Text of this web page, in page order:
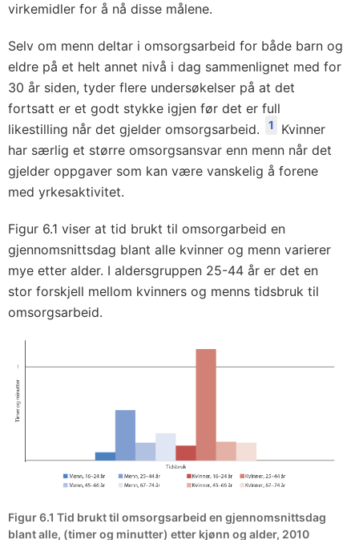
virkemidler for å nå disse målene.
Selv om menn deltar i omsorgsarbeid for både barn og
eldre på et helt annet nivå i dag sammenlignet med for
30 år siden, tyder flere undersøkelser på at det
fortsatt er et godt stykke igjen før det er full
likestilling når det gjelder omsorgsarbeid.
1
Kvinner
har særlig et større omsorgsansvar enn menn når det
gjelder oppgaver som kan være vanskelig å forene
med yrkesaktivitet.
Figur 6.1 viser at tid brukt til omsorgarbeid en
gjennomsnittsdag blant alle kvinner og menn varierer
mye etter alder. I aldersgruppen 25-44 år er det en
stor forskjell mellom kvinners og menns tidsbruk til
omsorgsarbeid.
Figur 6.1 Tid brukt til omsorgsarbeid en gjennomsnittsdag
blant alle, (timer og minutter) etter kjønn og alder, 2010